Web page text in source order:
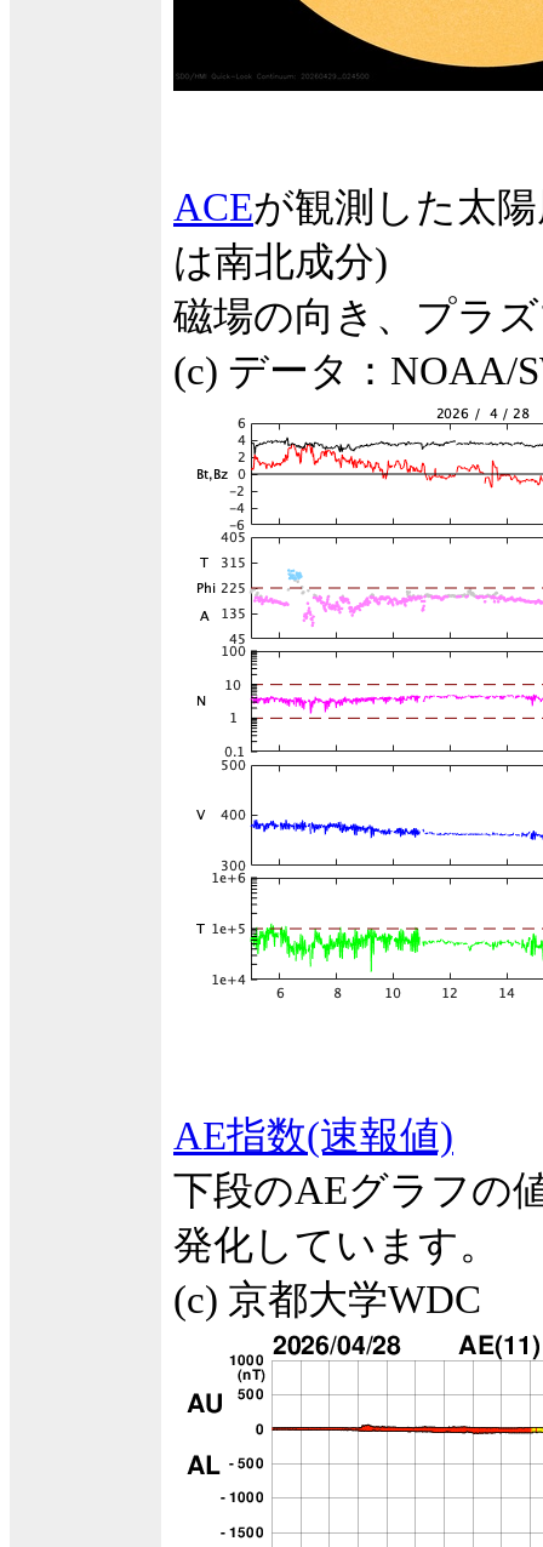
ACEが観測した太
は南北成分)
磁場の向き、プラ
(c) データ：NOAA/
AE指数(速報値)
下段のAEグラフの
発化しています。
(c) 京都大学WDC